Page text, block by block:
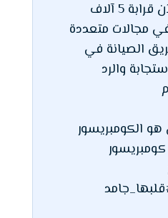
يعمل بالشركة الآن قرابة 5 آلاف
مجالات متعددة
الصيانة في
والرد
هو الكومبريسور